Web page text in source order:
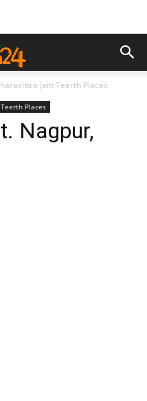
Jain Teerth Places
Places
Nagpur,